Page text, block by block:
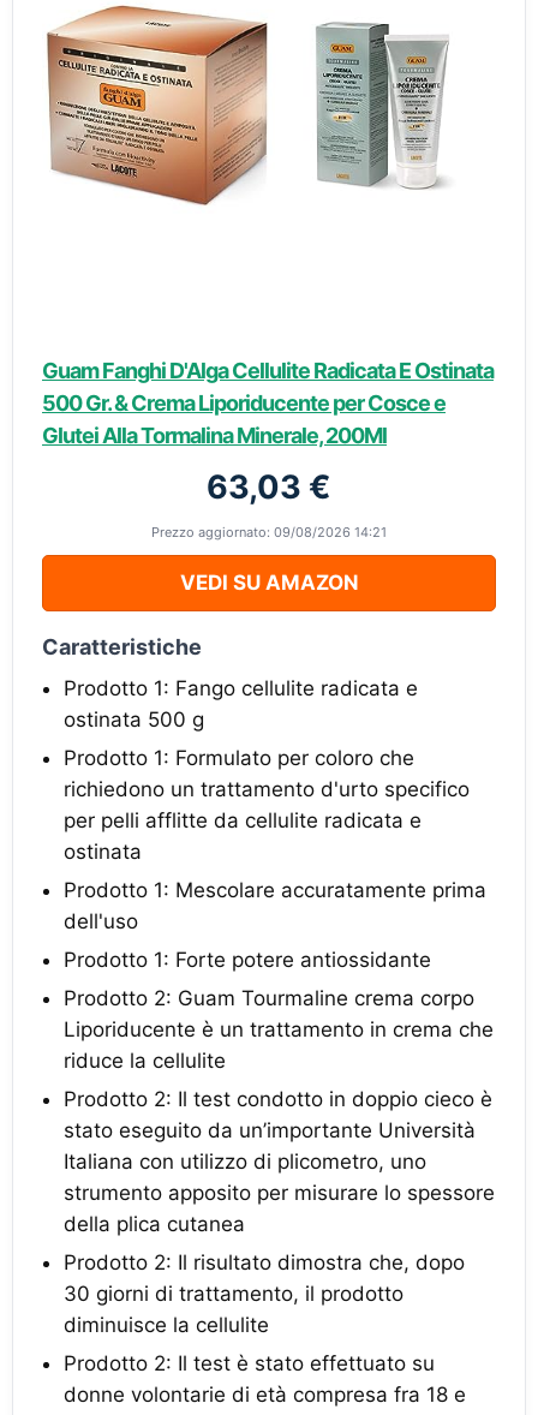
Guam Fanghi D'Alga Cellulite Radicata E Ostinata
500 Gr. & Crema Liporiducente per Cosce e
Glutei Alla Tormalina Minerale, 200Ml
63,03 €
Prezzo aggiornato: 09/08/2026 14:21
VEDI SU AMAZON
Caratteristiche
Prodotto 1: Fango cellulite radicata e
ostinata 500 g
Prodotto 1: Formulato per coloro che
richiedono un trattamento d'urto specifico
per pelli afflitte da cellulite radicata e
ostinata
Prodotto 1: Mescolare accuratamente prima
dell'uso
Prodotto 1: Forte potere antiossidante
Prodotto 2: Guam Tourmaline crema corpo
Liporiducente è un trattamento in crema che
riduce la cellulite
Prodotto 2: Il test condotto in doppio cieco è
stato eseguito da un’importante Università
Italiana con utilizzo di plicometro, uno
strumento apposito per misurare lo spessore
della plica cutanea
Prodotto 2: Il risultato dimostra che, dopo
30 giorni di trattamento, il prodotto
diminuisce la cellulite
Prodotto 2: Il test è stato effettuato su
donne volontarie di età compresa fra 18 e